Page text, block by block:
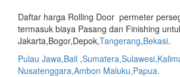
Daftar harga Rolling Door permeter
termasuk biaya Pasang dan Finishing
Jakarta,Bogor,Depok,Tangerang,Bekasi.
Pulau Jawa,Bali
Nusatenggara,Ambon Maluku,Papua.